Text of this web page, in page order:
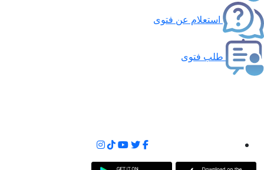
استعلام عن فتوى
طلب فتوى